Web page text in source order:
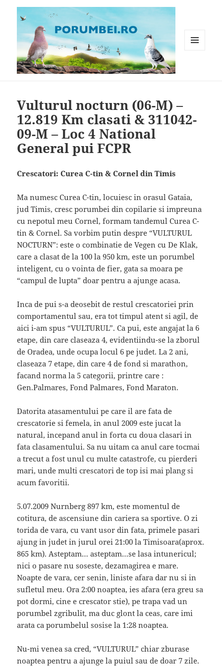
Vulturul nocturn (06-M) –
12.819 Km clasati & 311042-
09-M – Loc 4 National
General pui FCPR
Crescatori: Curea C-tin & Cornel din Timis
Ma numesc Curea C-tin, locuiesc in orasul Gataia,
jud Timis, cresc porumbei din copilarie si impreuna
cu nepotul meu Cornel, formam tandemul Curea C-
tin & Cornel. Sa vorbim putin despre “VULTURUL
NOCTURN”: este o combinatie de Vegen cu De Klak,
care a clasat de la 100 la 950 km, este un porumbel
inteligent, cu o vointa de fier, gata sa moara pe
“campul de lupta” doar pentru a ajunge acasa.
Inca de pui s-a deosebit de restul crescatoriei prin
comportamentul sau, era tot timpul atent si agil, de
aici i-am spus “VULTURUL”. Ca pui, este angajat la 6
etape, din care claseaza 4, evidentiindu-se la zborul
de Oradea, unde ocupa locul 6 pe judet. La 2 ani,
claseaza 7 etape, din care 4 de fond si marathon,
facand norma la 5 categorii, printre care :
Gen.Palmares, Fond Palmares, Fond Maraton.
Datorita atasamentului pe care il are fata de
crescatorie si femela, in anul 2009 este jucat la
natural, incepand anul in forta cu doua clasari in
fata clasamentului. Sa nu uitam ca anul care tocmai
a trecut a fost unul cu multe catastrofe, cu pierderi
mari, unde multi crescatori de top isi mai plang si
acum favoritii.
5.07.2009 Nurnberg 897 km, este momentul de
cotitura, de ascensiune din cariera sa sportive. O zi
torida de vara, cu vant usor din fata, primele pasari
ajung in judet in jurul orei 21:00 la Timisoara(aprox.
865 km). Asteptam… asteptam…se lasa intunericul;
nici o pasare nu soseste, dezamagirea e mare.
Noapte de vara, cer senin, liniste afara dar nu si in
sufletul meu. Ora 2:00 noaptea, ies afara (era greu sa
pot dormi, cine e crescator stie), pe trapa vad un
porumbel zgribulit, ma duc glont la ceas, care imi
arata ca porumbelul sosise la 1:28 noaptea.
Nu-mi venea sa cred, “VULTURUL” chiar zburase
noaptea pentru a ajunge la puiul sau de doar 7 zile.